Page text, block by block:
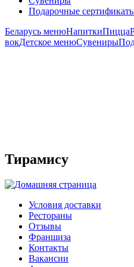
Подарочные
Беларусь менюНапиткиПицца
вокДетское менюСувениры
Тирамису
Условия доставки
Рестораны
Отзывы
Франшиза
Контакты
Вакансии